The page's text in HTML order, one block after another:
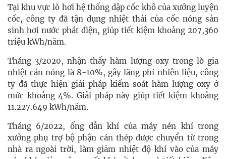
Tại khu vực lò hơi hệ thống dập cốc khô của xưởng luyện
cốc, công ty đã tận dụng nhiệt thải của cốc nóng sản
sinh hơi nước phát điện, giúp tiết kiệm khoảng 207,360
triệu kWh/năm.
Tháng 3/2020, nhận thấy hàm lượng oxy trong lò gia
nhiệt cán nóng là 8-10%, gây lãng phí nhiên liệu, công
ty đã thực hiện giải pháp kiểm soát hàm lượng oxy ở
mức khoảng 4%. Giải pháp này giúp tiết kiệm khoảng
11.227.649 kWh/năm.
Tháng 6/2022, ống dẫn khí của máy nén khí trong
xưởng phụ trợ bộ phận cán thép được chuyển từ trong
nhà ra ngoài trời, làm giảm nhiệt độ khí vào của máy